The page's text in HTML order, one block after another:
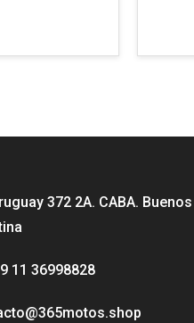
372 2A. CABA. Buenos
11 36998828